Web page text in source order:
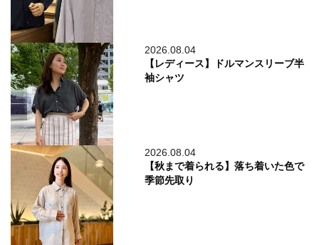
2026.08.04
【レディース】ドルマンスリーブ半
袖シャツ
2026.08.04
【秋まで着られる】落ち着いた色で
季節先取り